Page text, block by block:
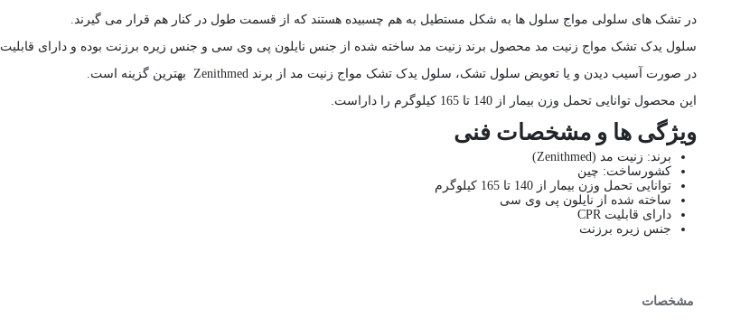
در تشک های سلولی مواج سلول ها به شکل مستطیل به هم چسبیده هستند که از قسمت طول در کنار هم قرار می گیرند.
سلول یدک تشک مواج زنیت مد محصول برند زنیت مد ساخته شده از جنس نایلون پی وی سی و جنس زیره برزنت بوده و دارای قابلیت CPR می باشد.
در صورت آسیب دیدن و یا تعویض سلول تشک، سلول یدک تشک مواج زنیت مد از برند Zenithmed بهترین گزینه است.
این محصول توانایی تحمل وزن بیمار از 140 تا 165 کیلوگرم را داراست.
ویژگی ها و مشخصات فنی
برند: زنیت مد (Zenithmed)
کشورساخت: چین
توانایی تحمل وزن بیمار از 140 تا 165 کیلوگرم
ساخته شده از نایلون پی وی سی
دارای قابلیت CPR
جنس زیره برزنت
مشخصات